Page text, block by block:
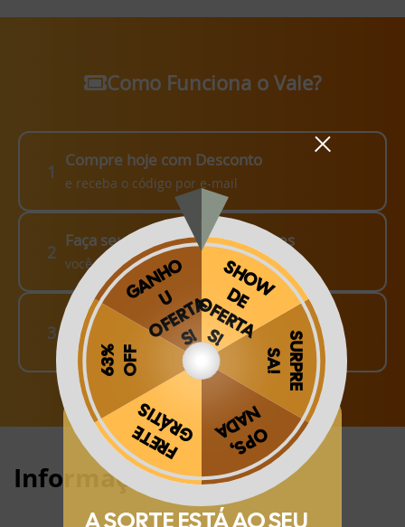
Como Funciona o Vale?
1
Compre hoje com Desconto
e receba o código por e-mail
2
Faça seu pedido em até 3 meses
você escolhe como fazer!
3
Finalize o seu Pedido!
pague o Frete e receba em sua casa
Informações:
Obrigado por se cadastrar na
Aproveite e receba as novidades e ofertas exclusivas da